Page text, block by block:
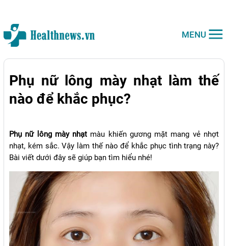
MENU
Phụ nữ lông mày nhạt làm thế
nào để khắc phục?
Phụ nữ lông mày nhạt màu khiến gương mặt mang vẻ nhợt
nhạt, kém sắc. Vậy làm thế nào để khắc phục tình trạng này?
Bài viết dưới đây sẽ giúp bạn tìm hiểu nhé!